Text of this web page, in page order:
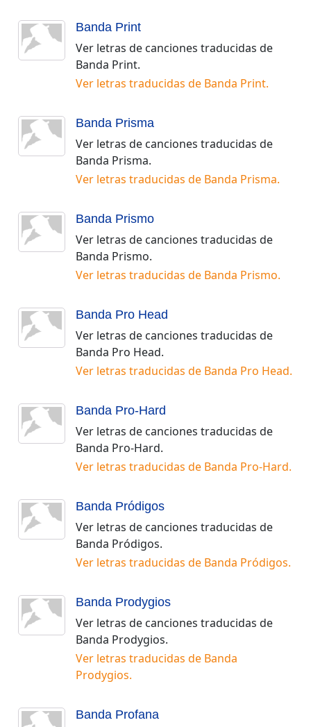
Banda Print
Ver letras de canciones traducidas de
Banda Print.
Ver letras traducidas de Banda Print.
Banda Prisma
Ver letras de canciones traducidas de
Banda Prisma.
Ver letras traducidas de Banda Prisma.
Banda Prismo
Ver letras de canciones traducidas de
Banda Prismo.
Ver letras traducidas de Banda Prismo.
Banda Pro Head
Ver letras de canciones traducidas de
Banda Pro Head.
Ver letras traducidas de Banda Pro Head.
Banda Pro-Hard
Ver letras de canciones traducidas de
Banda Pro-Hard.
Ver letras traducidas de Banda Pro-Hard.
Banda Pródigos
Ver letras de canciones traducidas de
Banda Pródigos.
Ver letras traducidas de Banda Pródigos.
Banda Prodygios
Ver letras de canciones traducidas de
Banda Prodygios.
Ver letras traducidas de Banda
Prodygios.
Banda Profana